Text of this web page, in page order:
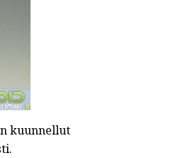
kuunnellut